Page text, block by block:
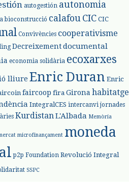
autogestión autonomia
bioconstrucció calafou CIC CIC
Convivències cooperativisme
Decreixementdocumental
economia solidària ecoxarxes
lliure Enric Duran Enric
faircoop fira Girona habitatge
IntegralCES intercanvi jornades
Kurdistan L'Albada Memòria
microfinançament moneda
p2p Foundation Revolució Integral
SSPC